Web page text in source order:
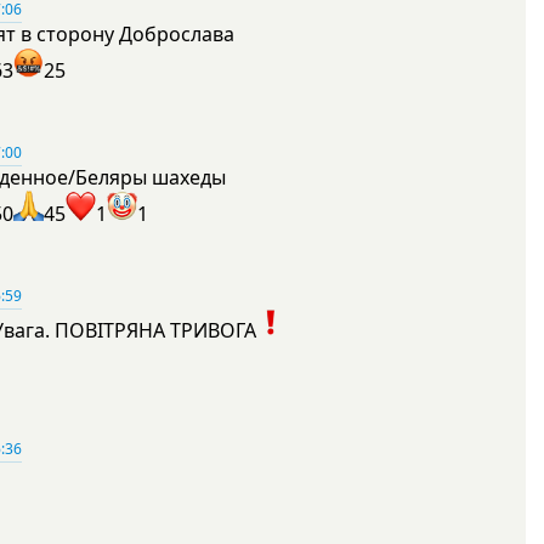
в сторону Доброслава
25
Беляры шахеды
45 1 1
ПОВІТРЯНА ТРИВОГА